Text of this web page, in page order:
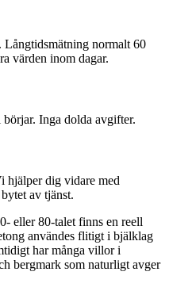
normalt 60
värden inom dagar.
Inga dolda avgifter.
hjälper dig vidare med
av tjänst.
eller 80-talet finns en reell
användes flitigt i bjälklag
har många villor i
bergmark som naturligt avger